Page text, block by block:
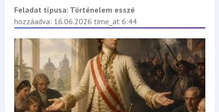
Feladat típusa: Történelem esszé
hozzáadva: 16.06.2026 time_at 6:44